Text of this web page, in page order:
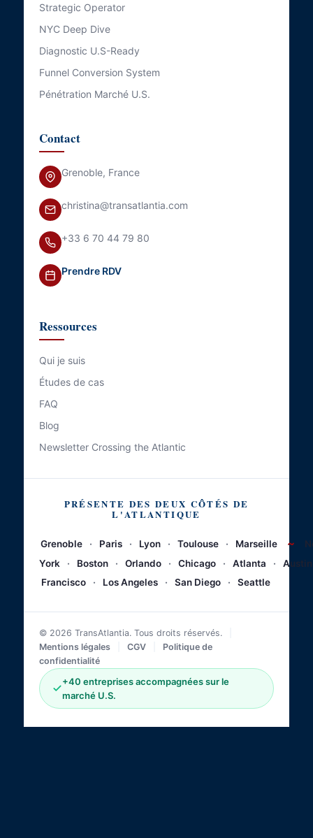
Strategic Operator
NYC Deep Dive
Diagnostic U.S-Ready
Funnel Conversion System
Pénétration Marché U.S.
Contact
Grenoble, France
christina@transatlantia.com
+33 6 70 44 79 80
Prendre RDV
Ressources
Qui je suis
Études de cas
FAQ
Blog
Newsletter Crossing the Atlantic
PRÉSENTE DES DEUX CÔTÉS DE
L'ATLANTIQUE
Grenoble · Paris · Lyon · Toulouse · Marseille ~
York
· Boston · Orlando · Chicago · Atlanta ·
Austin
Francisco
· Los Angeles · San Diego · Seattle
© 2026 TransAtlantia. Tous droits réservés.
Mentions légales
CGV
Politique de
confidentialité
+40 entreprises accompagnées sur le
marché U.S.